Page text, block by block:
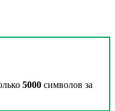
5000 символов за